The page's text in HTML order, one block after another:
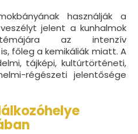
használják a
jelent a kunhalmok
az intenzív
főleg a kemikáliák miatt. A
tájképi, kultúrtörténeti,
régészeti jelentősége